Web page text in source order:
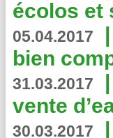
écolos et
05.04.2017 |
bien
31.03.2017 |
vente
30.03.2017 |